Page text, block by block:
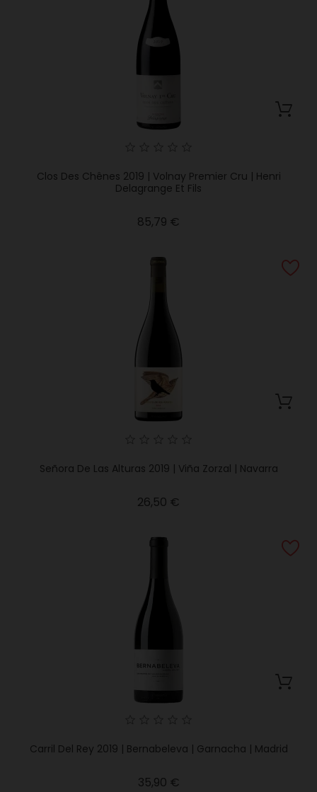
Clos Des Chênes 2019 | Volnay Premier Cru | Henri
Delagrange Et Fils
85,79 €
Señora De Las Alturas 2019 | Viña Zorzal | Navarra
26,50 €
Carril Del Rey 2019 | Bernabeleva | Garnacha | Madrid
35,90 €